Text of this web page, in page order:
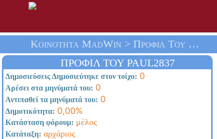
Κοινότητα MadWin > Προφίλ Του Paul2837 > Αρχική Σελίδα
ΠΡΟΦΊΛ ΤΟΥ PAUL2837
Δημοσιεύσεις Δημοσιεύτηκε στον τοίχο: 0
Αρέσει στα μηνύματά του: 0
Αντιπαθεί τα μηνύματά του: 0
Δημοτικότητα: 0,00%
Κατάσταση φόρουμ: μέλος
Κατάταξη: αρχάριος